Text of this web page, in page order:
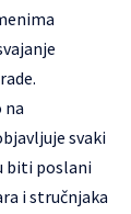
na
svaki
biti poslani
i stručnjaka